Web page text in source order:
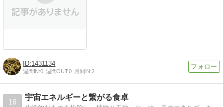
1431134
週間IN:0 週間OUT:0 月間IN:2
16
宇宙エネルギーと繋がる食卓